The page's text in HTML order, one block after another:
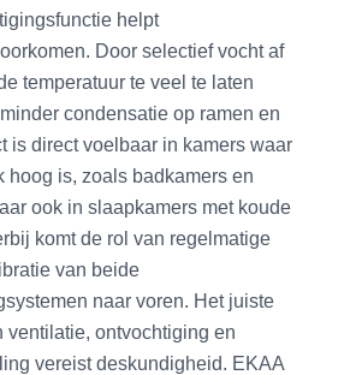
helpt
Door selectief vocht af
temperatuur te veel te laten
condensatie op ramen en
is direct voelbaar in kamers waar
hoog is, zoals badkamers en
ook in slaapkamers met koude
komt de rol van regelmatige
van beide
naar voren. Het juiste
ventilatie, ontvochtiging en
vereist deskundigheid. EKAA